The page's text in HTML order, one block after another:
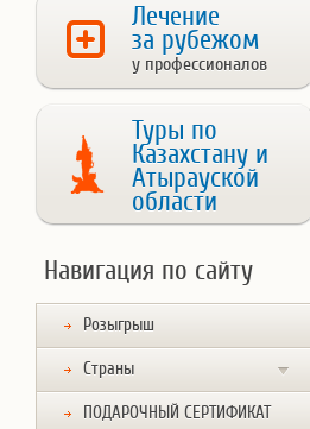
Лечение
за рубежом
у профессионалов
Туры по
Казахстану и
Атырауской
области
Навигация по сайту
Розыгрыш
Страны
ПОДАРОЧНЫЙ СЕРТИФИКАТ